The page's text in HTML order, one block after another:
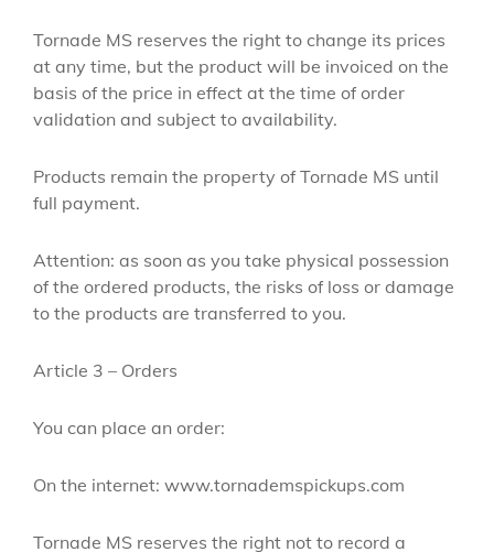
Tornade MS reserves the right to change its prices
at any time, but the product will be invoiced on the
basis of the price in effect at the time of order
validation and subject to availability.
Products remain the property of Tornade MS until
full payment.
Attention: as soon as you take physical possession
of the ordered products, the risks of loss or damage
to the products are transferred to you.
Article 3 – Orders
You can place an order:
On the internet: www.tornademspickups.com
Tornade MS reserves the right not to record a